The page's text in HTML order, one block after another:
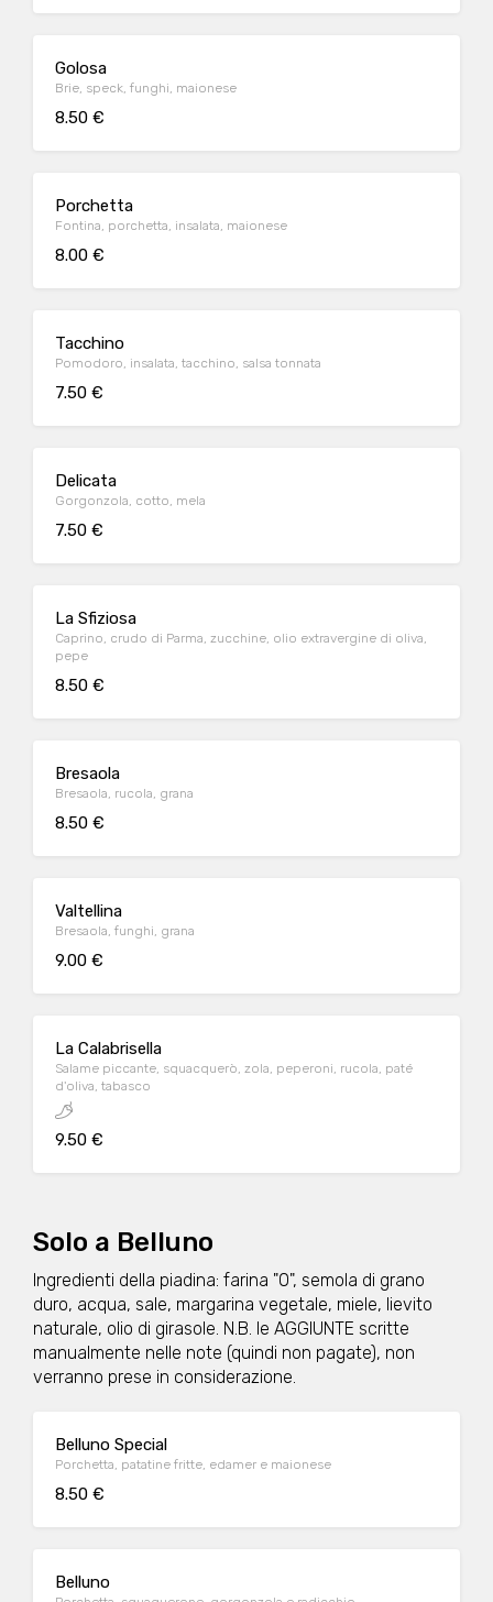
Golosa
Brie, speck, funghi, maionese
8.50 €
Porchetta
Fontina, porchetta, insalata, maionese
8.00 €
Tacchino
Pomodoro, insalata, tacchino, salsa tonnata
7.50 €
Delicata
Gorgonzola, cotto, mela
7.50 €
La Sfiziosa
Caprino, crudo di Parma, zucchine, olio extravergine di oliva,
pepe
8.50 €
Bresaola
Bresaola, rucola, grana
8.50 €
Valtellina
Bresaola, funghi, grana
9.00 €
La Calabrisella
Salame piccante, squacquerò, zola, peperoni, rucola, paté
d'oliva, tabasco
9.50 €
Solo a Belluno
Ingredienti della piadina: farina "0", semola di grano
duro, acqua, sale, margarina vegetale, miele, lievito
naturale, olio di girasole. N.B. le AGGIUNTE scritte
manualmente nelle note (quindi non pagate), non
verranno prese in considerazione.
Belluno Special
Porchetta, patatine fritte, edamer e maionese
8.50 €
Belluno